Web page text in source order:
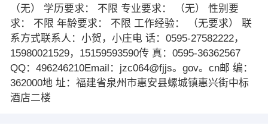
（无） 学历要求： 不限 专业要求： （无） 性别要
求： 不限 年龄要求： 不限 工作经验： （无要求） 联
系方式联系人：小贺，小庄电 话：0595-27582222，
15980021529，15159593590传 真：0595-36362567
QQ：496246210Email：jzc064@fjjs。gov。cn邮 编：
362000地 址：福建省泉州市惠安县螺城镇惠兴街中标
酒店二楼